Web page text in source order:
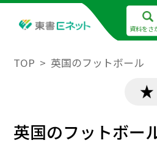
資料をさ
TOP 英国のフットボール
英国のフットボー